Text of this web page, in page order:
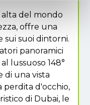
del mondo
offre una
sui suoi dintorni.
panoramici
lussuoso 148°
di una vista
perdita d'occhio,
di Dubai, le